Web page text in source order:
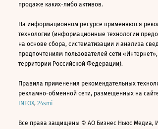
продаже каких-либо активов.
На информационном ресурсе применяются
технологии (информационные технологии
на основе сбора, систематизации и анализа
предпочтениям пользователей сети
территории Российской Федерации).
Правила применения рекомендательных
рекламно-обменной сети, размещенных на
INFOX, 24smi
Все права защищены © АО Бизнес Ньюс Медиа,